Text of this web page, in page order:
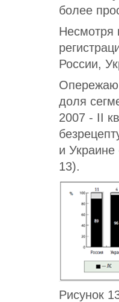
более
Несмотря
России,
доля
2007 - II
и Украине
13).
Рисунок